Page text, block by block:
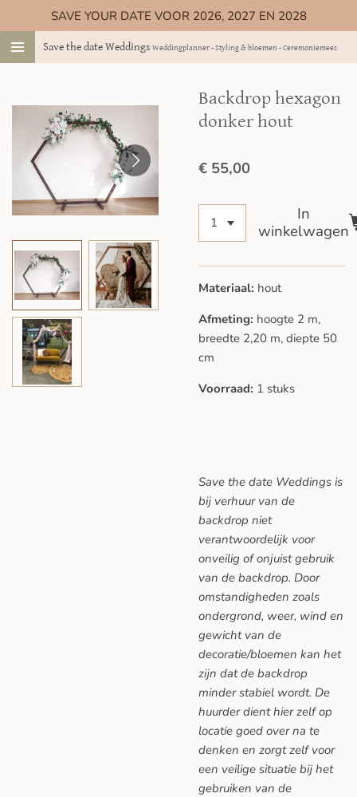
direct
naar
Save the date Weddings Weddingplanner - Styling & bloemen - Ceremoniemeester
SAVE YOUR DATE VOOR 2026, 2027 EN 2028
Backdrop hexagon
donker hout
€ 55,00
In
winkelwagen
Materiaal: hout
Afmeting: hoogte 2 m,
breedte 2,20 m, diepte 50
cm
Voorraad: 1 stuks
Save the date Weddings is
bij verhuur van de
backdrop niet
verantwoordelijk voor
onveilig of onjuist gebruik
van de backdrop. Door
omstandigheden zoals
ondergrond, weer, wind en
gewicht van de
decoratie/bloemen kan het
zijn dat de backdrop
minder stabiel wordt. De
huurder dient hier zelf op
locatie goed over na te
denken en zorgt zelf voor
een veilige situatie bij het
gebruiken van de